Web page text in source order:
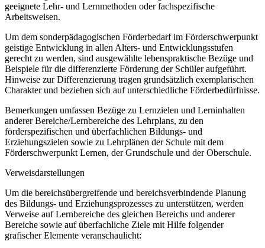
geeignete Lehr- und Lernmethoden oder fachspezifische
Arbeitsweisen.
Um dem sonderpädagogischen Förderbedarf im Förderschwerpunkt
geistige Entwicklung in allen Alters- und Entwicklungsstufen
gerecht zu werden, sind ausgewählte lebenspraktische Bezüge und
Beispiele für die differenzierte Förderung der Schüler aufgeführt.
Hinweise zur Differenzierung tragen grundsätzlich exemplarischen
Charakter und beziehen sich auf unterschiedliche Förderbedürfnisse.
Bemerkungen umfassen Bezüge zu Lernzielen und Lerninhalten
anderer Bereiche/Lernbereiche des Lehrplans, zu den
förderspezifischen und überfachlichen Bildungs- und
Erziehungszielen sowie zu Lehrplänen der Schule mit dem
Förderschwerpunkt Lernen, der Grundschule und der Oberschule.
Verweisdarstellungen
Um die bereichsübergreifende und bereichsverbindende Planung
des Bildungs- und Erziehungsprozesses zu unterstützen, werden
Verweise auf Lernbereiche des gleichen Bereichs und anderer
Bereiche sowie auf überfachliche Ziele mit Hilfe folgender
grafischer Elemente veranschaulicht: